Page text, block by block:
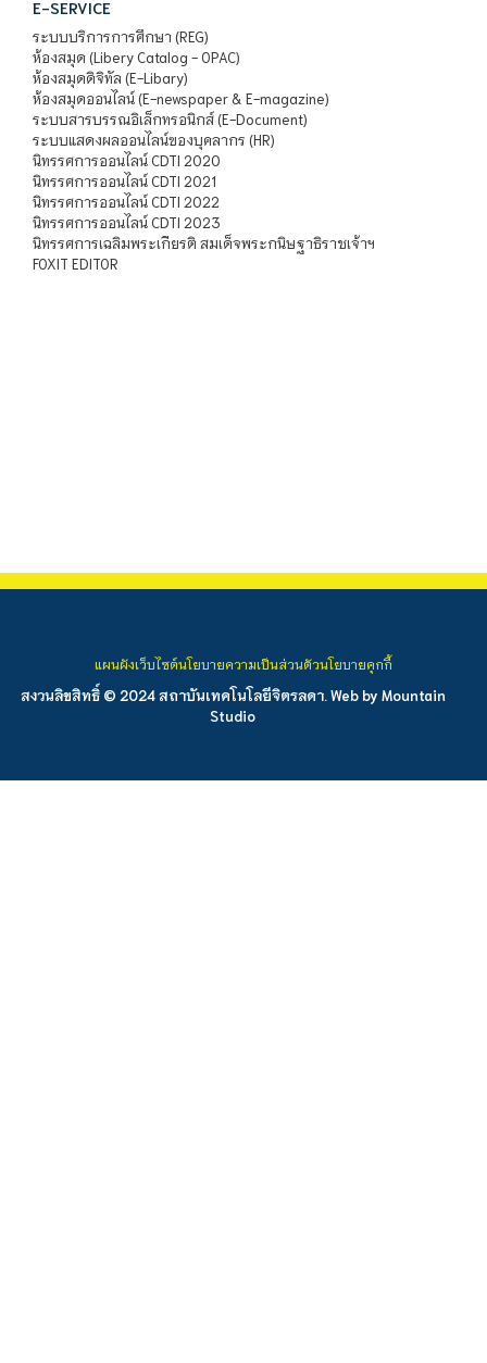
E-SERVICE
ระบบบริการการศึกษา (REG)
ห้องสมุด (Libery Catalog - OPAC)
ห้องสมุดดิจิทัล (E-Libary)
ห้องสมุดออนไลน์ (E-newspaper & E-magazine)
ระบบสารบรรณอิเล็กทรอนิกส์ (E-Document)
ระบบแสดงผลออนไลน์ของบุคลากร (HR)
นิทรรศการออนไลน์ CDTI 2020
นิทรรศการออนไลน์ CDTI 2021
นิทรรศการออนไลน์ CDTI 2022
นิทรรศการออนไลน์ CDTI 2023
นิทรรศการเฉลิมพระเกียรติ สมเด็จพระกนิษฐาธิราชเจ้าฯ
FOXIT EDITOR
สงวนลิขสิทธิ์ © 2024 สถาบันเทคโนโลยีจิตรลดา. Web by Mountain
Studio
แผนผังเว็บไซต์นโยบายความเป็นส่วนตัวนโยบายคุกกี้